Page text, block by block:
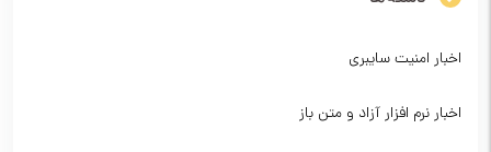
اخبار امنیت سایبری
اخبار نرم افزار آزاد و متن باز